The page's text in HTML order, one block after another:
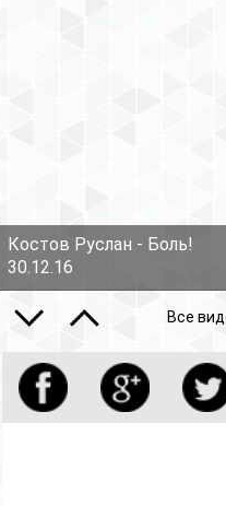
Костов Руслан - Боль!
30.12.16
Все